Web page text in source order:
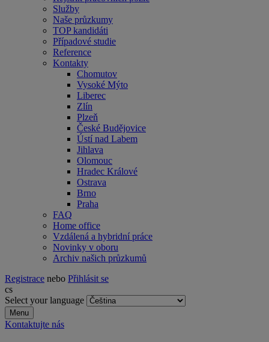
Služby
Naše průzkumy
TOP kandidáti
Případové studie
Reference
Kontakty
Chomutov
Vysoké Mýto
Liberec
Zlín
Plzeň
České Budějovice
Ústí nad Labem
Jihlava
Olomouc
Hradec Králové
Ostrava
Brno
Praha
FAQ
Home office
Vzdálená a hybridní práce
Novinky v oboru
Archiv našich průzkumů
Registrace nebo Přihlásit se
cs
Select your language
Menu
Kontaktujte nás